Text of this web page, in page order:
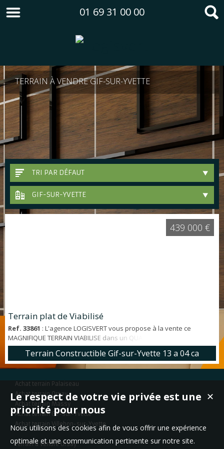
01 69 31 00 00
TERRAIN À VENDRE GIF-SUR-YVETTE
TRI PAR DÉFAUT
GIF-SUR-YVETTE
Terrain plat de Viabilisé
Ref. 33861 : L'agence LOGISVERT vous propose à la vente ce
MAGNIFIQUE TERRAIN VIABILISE dans un QUARTIER RECHERCHE.
Terrain de 1304 m² *Emplacement - A 2' à pieds des écoles - A 18' à
pieds du RER - A 10' des commerces *Points forts - Terrain plat de
1304 m² - Viabilisé - Pas de vis à vis - Au Calme - Beau potentiel
- R+1+comble *I...
Terrain Constructible Gif-sur-Yvette 13 a 04 ca
439 000 €
Achat terrain Palaiseau
Achat terrain Orsay
Achat terrain Massy
Achat terrain Gif-sur-Yvette
Achat terrain Villebon-sur-Yvette
Terrain à vendre Orsay
✕
Le respect de votre vie privée est une
priorité pour nous
Nous utilisons des cookies afin de vous offrir une expérience
optimale et une communication pertinente sur notre site.